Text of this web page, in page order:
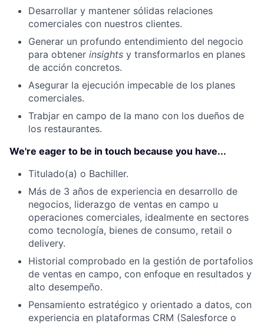
Desarrollar y mantener sólidas relaciones
comerciales con nuestros clientes.
Generar un profundo entendimiento del negocio
para obtener insights y transformarlos en planes
de acción concretos.
Asegurar la ejecución impecable de los planes
comerciales.
Trabjar en campo de la mano con los dueños de
los restaurantes.
We're eager to be in touch because you have...
Titulado(a) o Bachiller.
Más de 3 años de experiencia en desarrollo de
negocios, liderazgo de ventas en campo u
operaciones comerciales, idealmente en sectores
como tecnología, bienes de consumo, retail o
delivery.
Historial comprobado en la gestión de portafolios
de ventas en campo, con enfoque en resultados y
alto desempeño.
Pensamiento estratégico y orientado a datos, con
experiencia en plataformas CRM (Salesforce o